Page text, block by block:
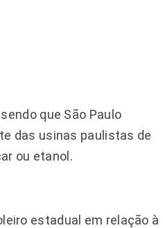
que São Paulo
das usinas paulistas de
ou etanol.
estadual em relação à